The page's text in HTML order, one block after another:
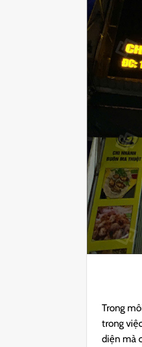
Trong
trong
diện mà